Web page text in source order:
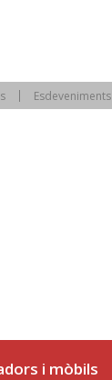
Esdeveniments
i mòbils